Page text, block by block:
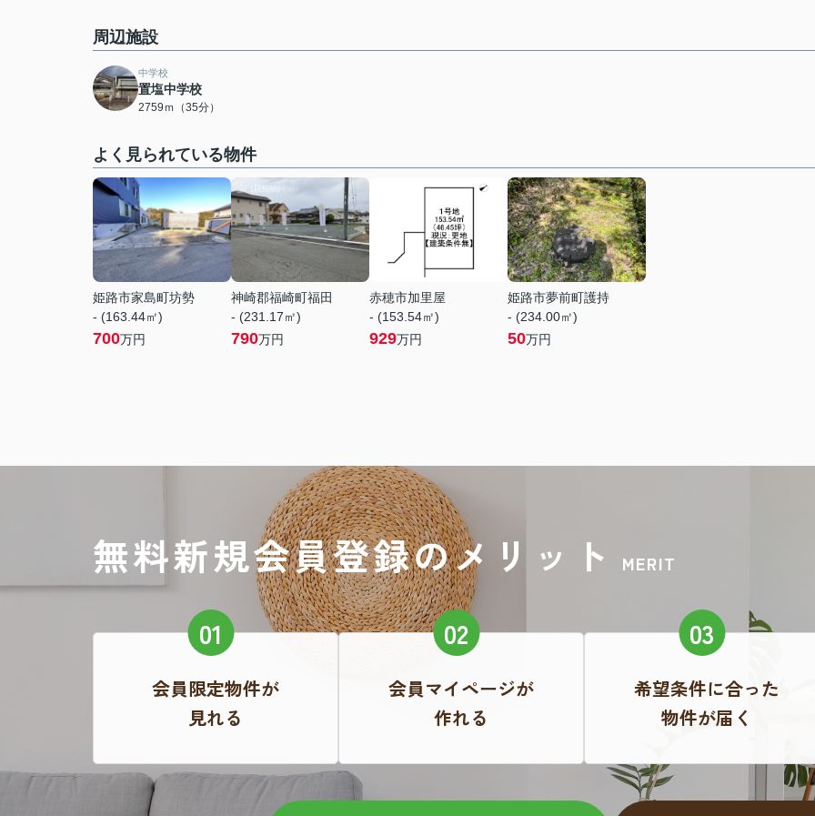
周辺施設
中学校
置塩中学校
2759ｍ（35分）
よく見られている物件
姫路市家島町坊勢
- (163.44㎡)
700万円
神崎郡福崎町福田
- (231.17㎡)
790万円
赤穂市加里屋
- (153.54㎡)
929万円
姫路市夢前町護持
- (234.00㎡)
50万円
無料新規会員登録のメリット MERIT
会員限定物件が
見れる
会員マイページが
作れる
希望条件に合った
物件が届く